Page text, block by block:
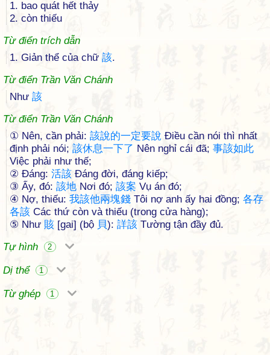
1. bao quát hết thảy
2. còn thiếu
Từ điển trích dẫn
1. Giản thể của chữ 該.
Từ điển Trần Văn Chánh
Như 該
Từ điển Trần Văn Chánh
① Nên, cần phải: 該說的一定要說 Điều cần nói thì nhất
định phải nói; 該休息一下了 Nên nghỉ cái đã; 事該如此
Việc phải như thế;
② Đáng: 活該 Đáng đời, đáng kiếp;
③ Ấy, đó: 該地 Nơi đó; 該案 Vụ án đó;
④ Nợ, thiếu: 我該他兩塊錢 Tôi nợ anh ấy hai đồng; 各存
各該 Các thứ còn và thiếu (trong cửa hàng);
⑤ Như 賅 [gai] (bộ 貝): 詳該 Tường tận đầy đủ.
Tự hình
2
Dị thể 1
Từ ghép 1